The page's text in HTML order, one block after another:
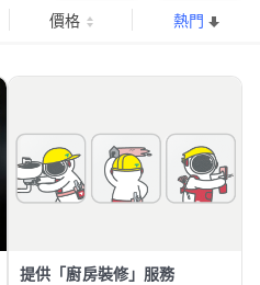
價格 熱門
提供「廚房裝修」服務